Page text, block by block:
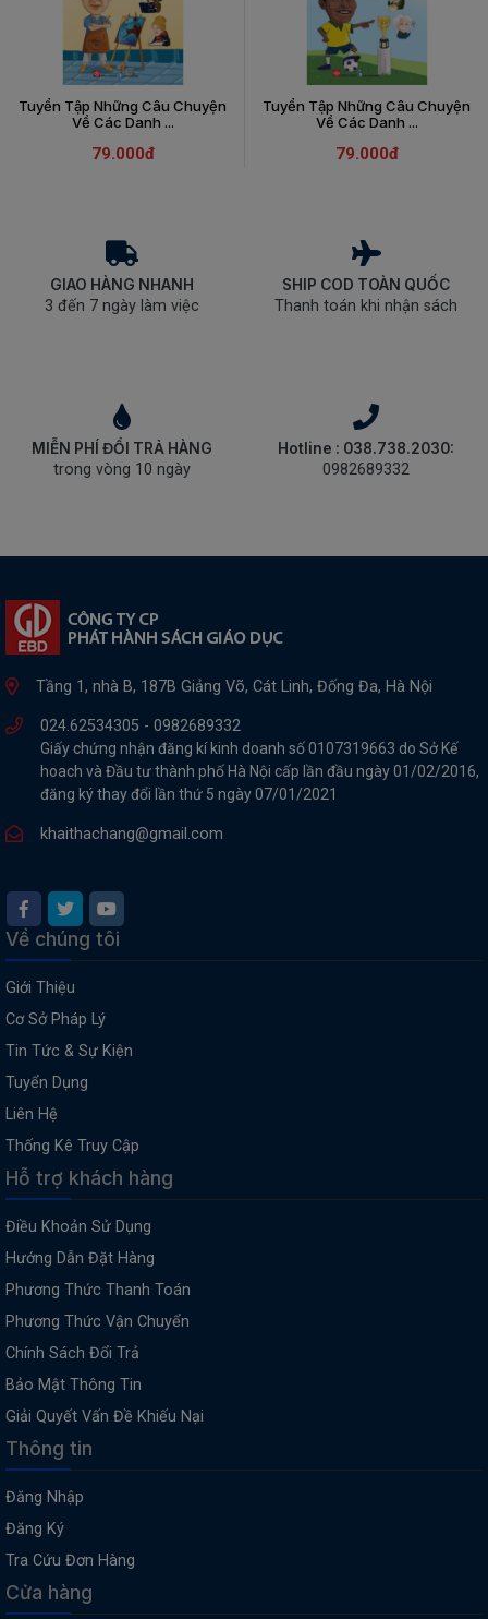
Tuyển Tập Những Câu Chuyện
Về Các Danh ...
79.000đ
Tuyển Tập Những Câu Chuyện
Về Các Danh ...
79.000đ
GIAO HÀNG NHANH
3 đến 7 ngày làm việc
SHIP COD TOÀN QUỐC
Thanh toán khi nhận sách
MIỄN PHÍ ĐỔI TRẢ HÀNG
trong vòng 10 ngày
Hotline : 038.738.2030:
0982689332
Tầng 1, nhà B, 187B Giảng Võ, Cát Linh, Đống Đa, Hà Nội
024.62534305 - 0982689332
Giấy chứng nhận đăng kí kinh doanh số 0107319663 do Sở Kế
hoach và Đầu tư thành phố Hà Nội cấp lần đầu ngày 01/02/2016,
đăng ký thay đổi lần thứ 5 ngày 07/01/2021
khaithachang@gmail.com
Về chúng tôi
Giới Thiệu
Cơ Sở Pháp Lý
Tin Tức & Sự Kiện
Tuyển Dụng
Liên Hệ
Thống Kê Truy Cập
Hỗ trợ khách hàng
Điều Khoản Sử Dụng
Hướng Dẫn Đặt Hàng
Phương Thức Thanh Toán
Phương Thức Vận Chuyển
Chính Sách Đổi Trả
Bảo Mật Thông Tin
Giải Quyết Vấn Đề Khiếu Nại
Thông tin
Đăng Nhập
Đăng Ký
Tra Cứu Đơn Hàng
Cửa hàng